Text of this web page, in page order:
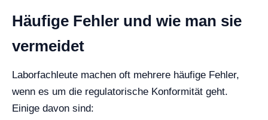
Häufige Fehler und wie man sie
vermeidet
Laborfachleute machen oft mehrere häufige Fehler,
wenn es um die regulatorische Konformität geht.
Einige davon sind: